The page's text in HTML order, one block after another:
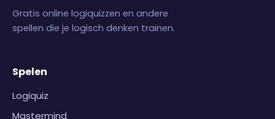
Gratis online logiquizzen en andere
spellen die je logisch denken trainen.
Spelen
Logiquiz
Mastermind